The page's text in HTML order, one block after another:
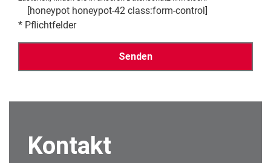
[honeypot honeypot-42 class:form-control]
* Pflichtfelder
Kontakt